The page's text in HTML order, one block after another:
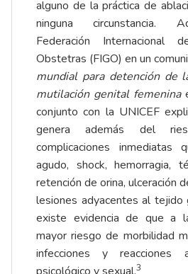
alguno de la práctica de
ninguna circunstancia.
Federación Internacional
Obstetras (FIGO) en un
mundial para detención de
mutilación genital femenina
conjunto con la UNICEF
genera además del
complicaciones inmediatas
agudo, shock, hemorragia,
retención de orina, ulceración
lesiones adyacentes al tejido
existe evidencia de que a
mayor riesgo de morbilidad
infecciones y reacciones
3